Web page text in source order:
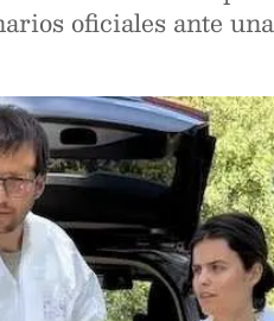
oficiales ante